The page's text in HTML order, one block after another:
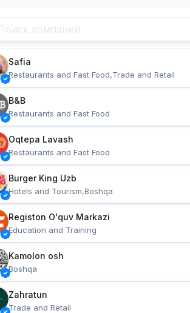
Safia
Restaurants and Fast Food,Trade and Retail
B&B
Restaurants and Fast Food
Oqtepa Lavash
Restaurants and Fast Food
Burger King Uzb
Hotels and Tourism,Boshqa
Registon O'quv Markazi
Education and Training
Kamolon osh
Boshqa
Zahratun
Trade and Retail